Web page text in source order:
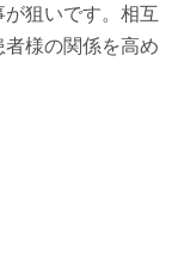
狙いです。相互
様の関係を高め